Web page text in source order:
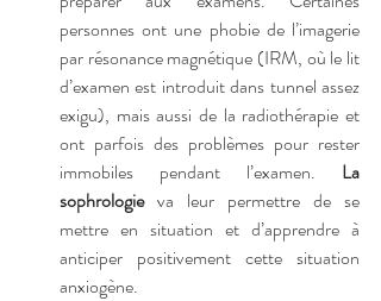
personnes ont une phobie de l’imagerie
par résonance magnétique (IRM, où le lit
d’examen est introduit dans tunnel assez
exigu), mais aussi de la radiothérapie et
ont parfois des problèmes pour rester
immobiles pendant l’examen. La
sophrologie va leur permettre de se
mettre en situation et d’apprendre à
anticiper positivement cette situation
anxiogène.